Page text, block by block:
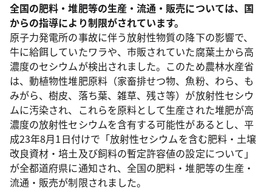
全国の肥料・堆肥等の生産・流通・販売については、国
からの指導により制限がされています。
原子力発電所の事故に伴う放射性物質の降下の影響で、
牛に給餌していたワラや、市販されていた腐葉土から高
濃度のセシウムが検出されました。このため農林水産省
は、動植物性堆肥原料（家畜排せつ物、魚粉、わら、も
みがら、樹皮、落ち葉、雑草、残さ等）が放射性セシウ
ムに汚染され、これらを原料として生産された堆肥が高
濃度の放射性セシウムを含有する可能性があるとし、平
成23年8月1日付けで「放射性セシウムを含む肥料・土壌
改良資材・培土及び飼料の暫定許容値の設定について」
が全都道府県に通知され、全国の肥料・堆肥等の生産・
流通・販売が制限されました。